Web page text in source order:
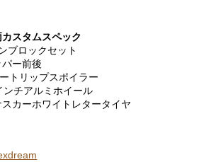
スタムスペック
ブロックセット
パー前後
トリップスポイラー
ンチアルミホイール
スカーホワイトレタータイヤ